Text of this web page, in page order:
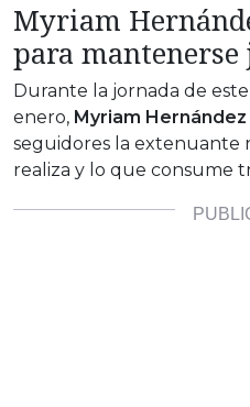
Myriam
para mantenerse
Durante la jornada de
enero, Myriam Hernández
seguidores la extenuante
realiza y lo que consume